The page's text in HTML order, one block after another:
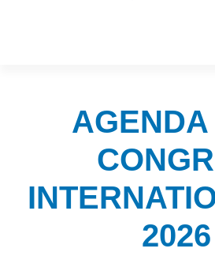
AGENDA
2026